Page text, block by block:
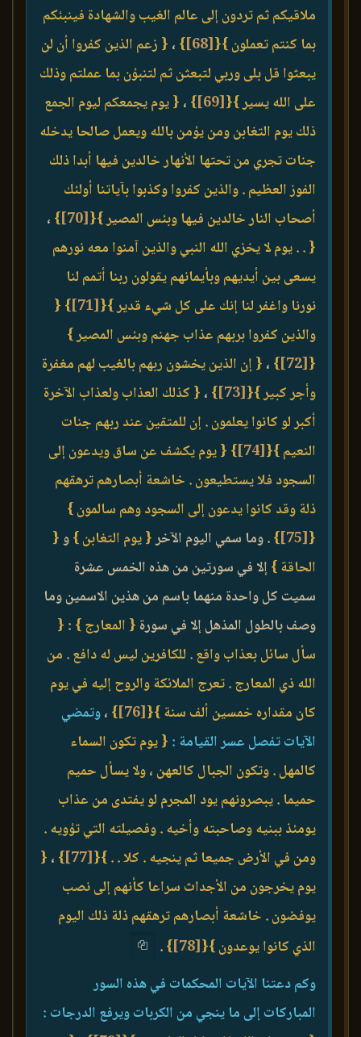
ملاقيكم ثم تردون إلى عالم الغيب والشهادة فينبئكم
بما كنتم تعملون }{
[68]
} ، { زعم الذين كفروا أن لن
يبعثوا قل بلى وربي لتبعثن ثم لتنبؤن بما عملتم وذلك
على الله يسير }{
[69]
} ، { يوم يجمعكم ليوم الجمع
ذلك يوم التغابن ومن يؤمن بالله ويعمل صالحا يدخله
جنات تجري من تحتها الأنهار خالدين فيها أبدا ذلك
الفوز العظيم . والذين كفروا وكذبوا بآياتنا أولئك
أصحاب النار خالدين فيها وبئس المصير }{
[70]
} ،
{ . . يوم لا يخزي الله النبي والذين آمنوا معه نورهم
يسعى بين أيديهم وبأيمانهم يقولون ربنا أتمم لنا
نورنا واغفر لنا إنك على كل شيء قدير }{
[71]
}
{
والذين كفروا بربهم عذاب جهنم وبئس المصير }
{
[72]
} ، { إن الذين يخشون ربهم بالغيب لهم مغفرة
وأجر كبير }{
[73]
} ، { كذلك العذاب ولعذاب الآخرة
أكبر لو كانوا يعلمون . إن للمتقين عند ربهم جنات
النعيم }{
[74]
} { يوم يكشف عن ساق ويدعون إلى
السجود فلا يستطيعون . خاشعة أبصارهم ترهقهم
ذلة وقد كانوا يدعون إلى السجود وهم سالمون }
{
[75]
}. وما سمي اليوم الآخر{ يوم التغابن }و{
الحاقة }إلا في سورتين من هذه الخمس عشرة
سميت كل واحدة منهما باسم من هذين الاسمين وما
وصف بالطول المذهل إلا في سورة { المعارج } :
{
سأل سائل بعذاب واقع . للكافرين ليس له دافع . من
الله ذي المعارج . تعرج الملائكة والروح إليه في يوم
كان مقداره خمسين ألف سنة }{
[76]
} ،وتمضي
الآيات تفصل عسر القيامة : { يوم تكون السماء
كالمهل . وتكون الجبال كالعهن ، ولا يسأل حميم
حميما . يبصرونهم يود المجرم لو يفتدى من عذاب
يومئذ ببنيه وصاحبته وأخيه . وفصيلته التي تؤويه .
ومن في الأرض جميعا ثم ينجيه . كلا . . }{
[77]
} ، {
يوم يخرجون من الأجداث سراعا كأنهم إلى نصب
يوفضون . خاشعة أبصارهم ترهقهم ذلة ذلك اليوم
الذي كانوا يوعدون }{
[78]
}
.
وكم دعتنا الآيات المحكمات في هذه السور
المباركات إلى ما ينجي من الكربات ويرفع الدرجات :